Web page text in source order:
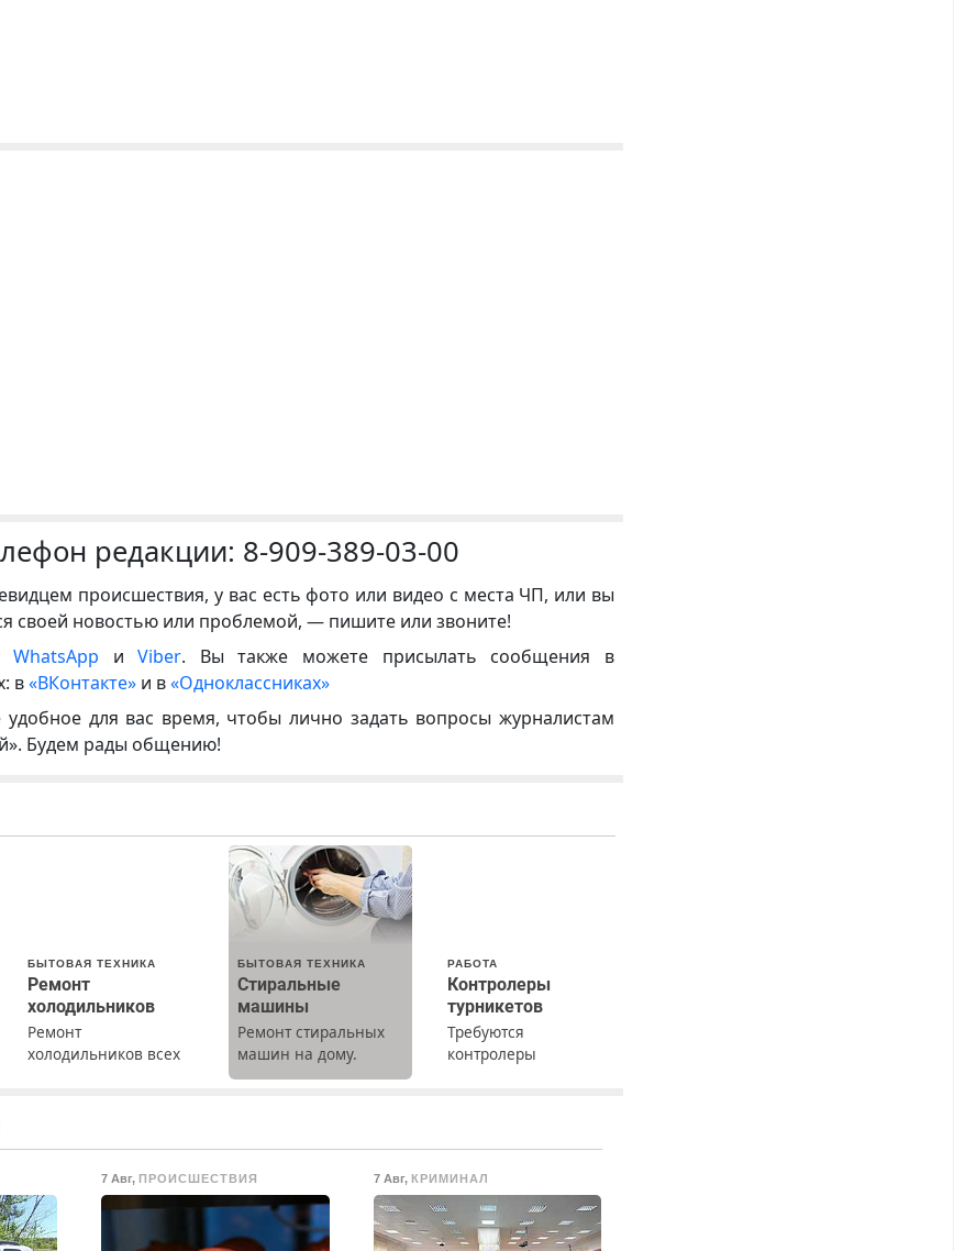
редакции: 8-909-389-03-00
происшествия, у вас есть фото или видео с места ЧП, или вы
своей новостью или проблемой, — пишите или звоните!
WhatsApp иViber. Вы также можете присылать сообщения в
в«ВКонтакте» и в«Одноклассниках»
для вас время, чтобы лично задать вопросы журналистам
Будем рады общению!
БЫТОВАЯ ТЕХНИКА
Ремонт
холодильников
Ремонт
холодильников всех
районы. Скидка.
Вызов бесплатный.
БЫТОВАЯ ТЕХНИКА
Стиральные
машины
Ремонт стиральных
машин на дому.
Выезд и диагностика
РАБОТА
Контролеры
турникетов
Требуются
контролеры
ТК РФ. График работы
любой. Бесплатное
проживание. З/п – до
7 Авг, ПРОИСШЕСТВИЯ 7 Авг, КРИМИНАЛ